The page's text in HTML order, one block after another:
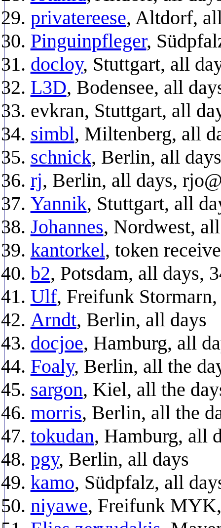
privatereese, Altdorf,
Pinguinpfleger,
docloy, Stuttgart, all
L3D, Bodensee, all
evkran, Stuttgart, all
simbl, Miltenberg, all
schnick, Berlin, all
rj, Berlin, all days,
Yannik, Stuttgart, all
Johannes, Nordwest,
kantorkel, token
b2, Potsdam, all days,
Ulf, Freifunk
Arndt, Berlin, all days
docjoe, Hamburg, all
Foaly, Berlin, all the
sargon, Kiel, all the
morris, Berlin, all the
tokudan, Hamburg, all
pgy, Berlin, all days
kamo, Südpfalz, all
niyawe, Freifunk